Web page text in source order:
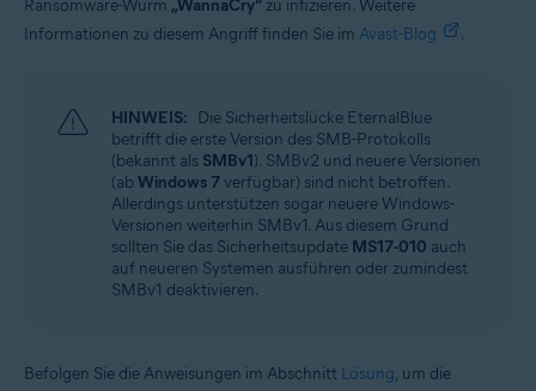
Ransomware-Wurm „WannaCry“ zu infizieren. Weitere
Informationen zu diesem Angriff finden Sie im Avast-Blog .
HINWEIS: Die Sicherheitslücke EternalBlue
betrifft die erste Version des SMB-Protokolls
(bekannt als SMBv1). SMBv2 und neuere Versionen
(abWindows 7verfügbar) sind nicht betroffen.
Allerdings unterstützen sogar neuere Windows-
Versionen weiterhin SMBv1. Aus diesem Grund
sollten Sie das Sicherheitsupdate MS17-010 auch
auf neueren Systemen ausführen oder zumindest
SMBv1 deaktivieren.
Befolgen Sie die Anweisungen im Abschnitt Lösung, um die